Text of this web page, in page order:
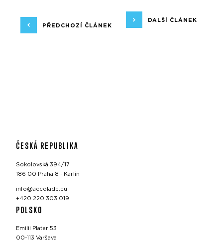
PŘEDCHOZÍ ČLÁNEK
DALŠÍ ČLÁNEK
ČESKÁ REPUBLIKA
Sokolovská 394/17
186 00 Praha 8 - Karlín
info@accolade.eu
+420 220 303 019
POLSKO
Emilii Plater 53
00-113 Varšava